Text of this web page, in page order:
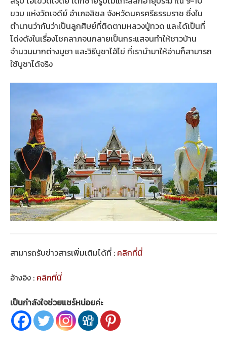
ขวบ แห่งวัดเจดีย์ อำเภอสิชล จังหวัดนครศรีธรรมราช ซึ่งใน
ตำนานว่ากันว่าเป็นลูกศิษย์ที่ติดตามหลวงปู่ทวด และได้เป็นที่
โด่งดังในเรื่องโชคลาภจนกลายเป็นกระแสจนทำให้ชาวบ้าน
จำนวนมากต่างบูชา และวิธีบูชาไอ้ไข่ ที่เรานำมาให้อ่านก็สามารถ
ใช้บูชาได้จริง
สามารถรับข่าวสารเพิ่มเติมได้ที่ : คลิกที่นี่
อ้างอิง : คลิกที่นี่
เป็นกำลังใจช่วยแชร์หน่อยค่ะ